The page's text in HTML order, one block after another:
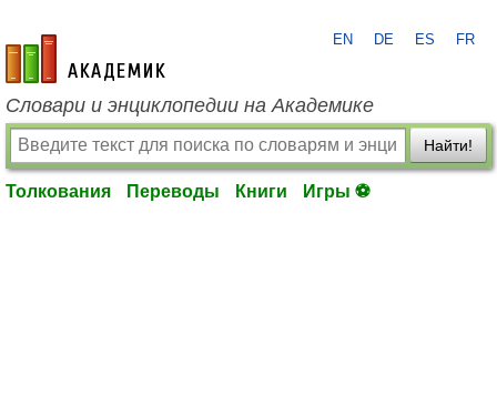
academic.ru
EN DE ES FR
Словари и энциклопедии на Академике
Найти!
Толкования Переводы Книги Игры ⚽